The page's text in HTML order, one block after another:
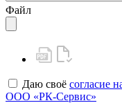
Файл
Даю своё согласие
ООО «РК-Сервис»